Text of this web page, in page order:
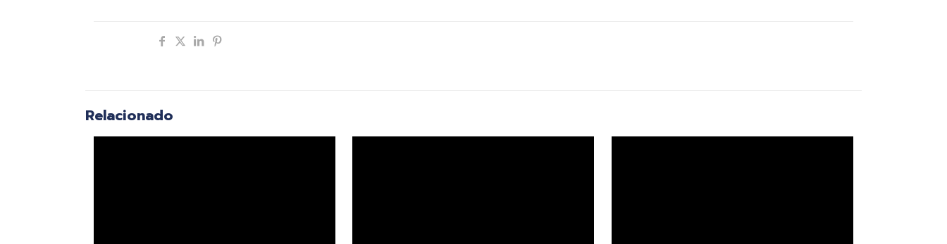
Relacionado